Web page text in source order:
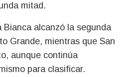
mitad.
alcanzó la segunda
Grande, mientras que San
aunque continúa
para clasificar.